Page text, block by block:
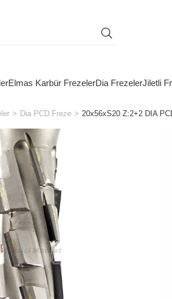
Elmas Karbür FrezelerDia FrezelerJiletli
Dia PCD Freze 20x56xS20 Z:2+2 DIA